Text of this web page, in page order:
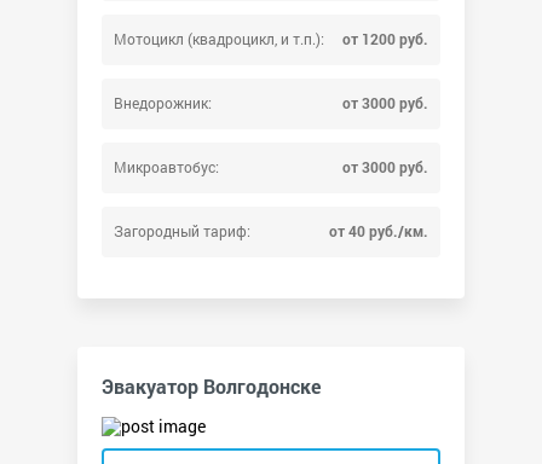
Мотоцикл (квадроцикл, и т.п.): от 1200 руб.
Внедорожник: от 3000 руб.
Микроавтобус: от 3000 руб.
Загородный тариф: от 40 руб./км.
Эвакуатор Волгодонске